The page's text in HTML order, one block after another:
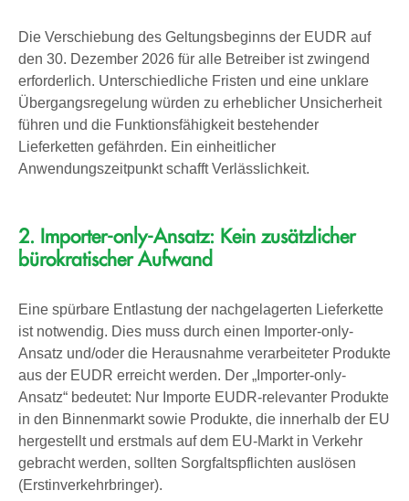
Die Verschiebung des Geltungsbeginns der EUDR auf
den 30. Dezember 2026 für alle Betreiber ist zwingend
erforderlich. Unterschiedliche Fristen und eine unklare
Übergangsregelung würden zu erheblicher Unsicherheit
führen und die Funktionsfähigkeit bestehender
Lieferketten gefährden. Ein einheitlicher
Anwendungszeitpunkt schafft Verlässlichkeit.
2. Importer-only-Ansatz: Kein zusätzlicher
bürokratischer Aufwand
Eine spürbare Entlastung der nachgelagerten Lieferkette
ist notwendig. Dies muss durch einen Importer-only-
Ansatz und/oder die Herausnahme verarbeiteter Produkte
aus der EUDR erreicht werden. Der „Importer-only-
Ansatz“ bedeutet: Nur Importe EUDR-relevanter Produkte
in den Binnenmarkt sowie Produkte, die innerhalb der EU
hergestellt und erstmals auf dem EU-Markt in Verkehr
gebracht werden, sollten Sorgfaltspflichten auslösen
(Erstinverkehrbringer).